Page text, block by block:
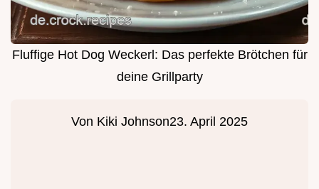
Fluffige Hot Dog Weckerl: Das perfekte Brötchen für
deine Grillparty
Von Kiki Johnson23. April 2025